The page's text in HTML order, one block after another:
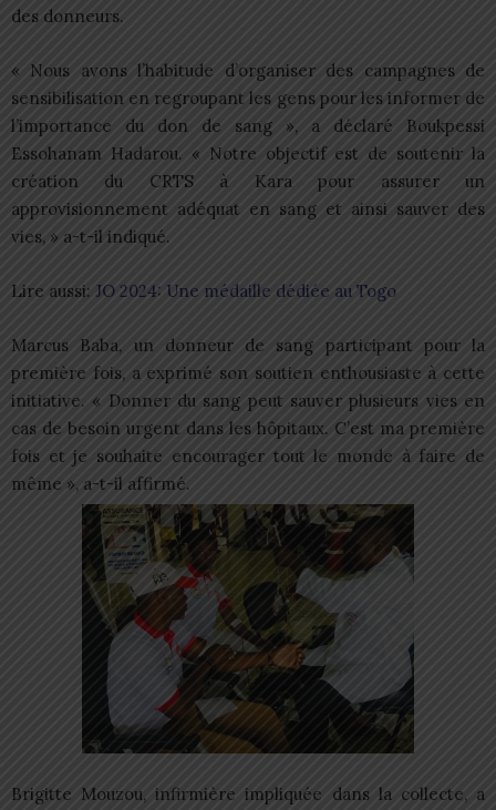
des donneurs.
« Nous avons l’habitude d’organiser des campagnes de
sensibilisation en regroupant les gens pour les informer de
l’importance du don de sang », a déclaré Boukpessi
Essohanam Hadarou. « Notre objectif est de soutenir la
création du CRTS à Kara pour assurer un
approvisionnement adéquat en sang et ainsi sauver des
vies, » a-t-il indiqué.
Lire aussi: JO 2024: Une médaille dédiée au Togo
Marcus Baba, un donneur de sang participant pour la
première fois, a exprimé son soutien enthousiaste à cette
initiative. « Donner du sang peut sauver plusieurs vies en
cas de besoin urgent dans les hôpitaux. C’est ma première
fois et je souhaite encourager tout le monde à faire de
même », a-t-il affirmé.
Brigitte Mouzou, infirmière impliquée dans la collecte, a